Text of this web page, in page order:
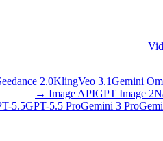
2.0KlingVeo 3.1Gemini
Image APIGPT Image 2
→
5.5GPT-5.5 ProGemini 3 Pro